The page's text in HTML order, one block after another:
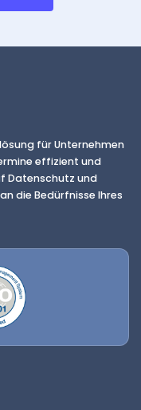
für Unternehmen
effizient und
Datenschutz und
die Bedürfnisse Ihres